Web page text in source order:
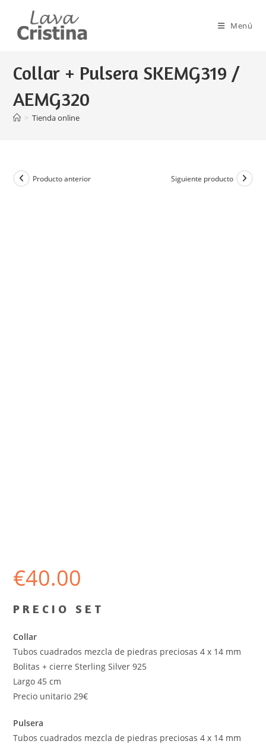
contenido
Menú
Collar + Pulsera SKEMG319 /
AEMG320
> Tienda online
Producto anterior Siguiente producto
€40.00
P R E C I O S E T
Collar
Tubos cuadrados mezcla de piedras preciosas 4 x 14 mm
Bolitas + cierre Sterling Silver 925
Largo 45 cm
Precio unitario 29€
Pulsera
Tubos cuadrados mezcla de piedras preciosas 4 x 14 mm